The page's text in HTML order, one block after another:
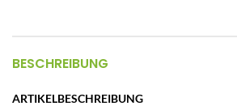
BESCHREIBUNG
ARTIKELBESCHREIBUNG